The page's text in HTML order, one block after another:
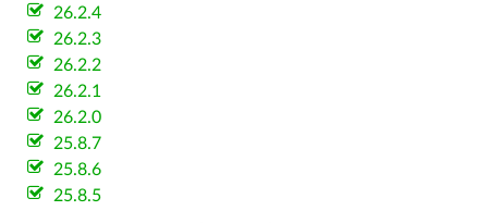
26.2.4
26.2.3
26.2.2
26.2.1
26.2.0
25.8.7
25.8.6
25.8.5